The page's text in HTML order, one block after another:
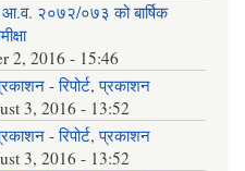
आ.व. २०७२/०७३ को बार्षिक
2, 2016 - 15:46
-रिपोर्ट,प्रकाशन
3, 2016 - 13:52
-रिपोर्ट,प्रकाशन
3, 2016 - 13:52